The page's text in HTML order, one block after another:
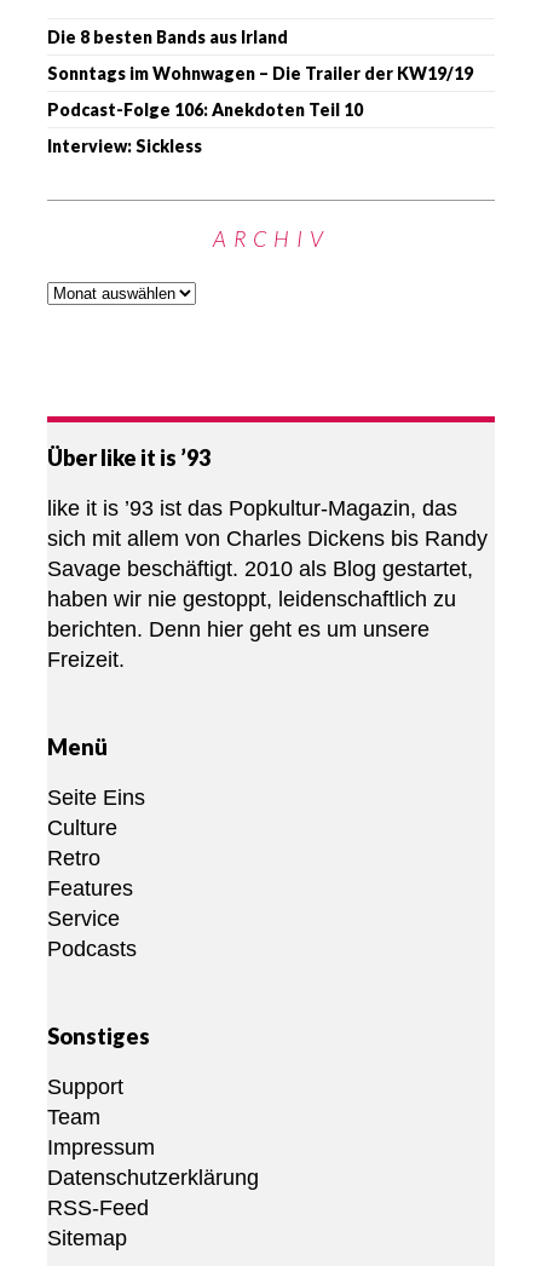
Die 8 besten Bands aus Irland
Sonntags im Wohnwagen – Die Trailer der KW19/19
Podcast-Folge 106: Anekdoten Teil 10
Interview: Sickless
ARCHIV
Über like it is ’93
like it is ’93 ist das Popkultur-Magazin, das
sich mit allem von Charles Dickens bis Randy
Savage beschäftigt. 2010 als Blog gestartet,
haben wir nie gestoppt, leidenschaftlich zu
berichten. Denn hier geht es um unsere
Freizeit.
Menü
Seite Eins
Culture
Retro
Features
Service
Podcasts
Sonstiges
Support
Team
Impressum
Datenschutzerklärung
RSS-Feed
Sitemap